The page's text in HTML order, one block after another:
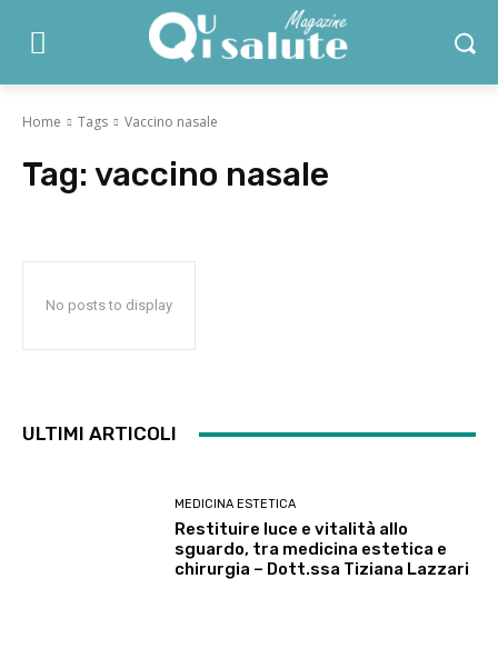
Home Tags Vaccino nasale
Tag: vaccino nasale
No posts to display
ULTIMI ARTICOLI
MEDICINA ESTETICA
Restituire luce e vitalità allo
sguardo, tra medicina estetica e
chirurgia – Dott.ssa Tiziana Lazzari